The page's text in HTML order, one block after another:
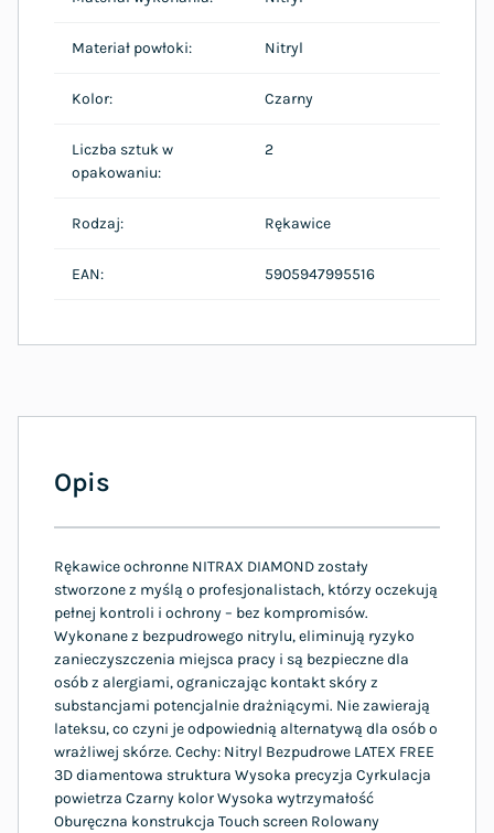
Materiał powłoki: Nitryl
Kolor: Czarny
Liczba sztuk w
opakowaniu:
2
Rodzaj: Rękawice
EAN: 5905947995516
Opis
Rękawice ochronne NITRAX DIAMOND zostały
stworzone z myślą o profesjonalistach, którzy oczekują
pełnej kontroli i ochrony – bez kompromisów.
Wykonane z bezpudrowego nitrylu, eliminują ryzyko
zanieczyszczenia miejsca pracy i są bezpieczne dla
osób z alergiami, ograniczając kontakt skóry z
substancjami potencjalnie drażniącymi. Nie zawierają
lateksu, co czyni je odpowiednią alternatywą dla osób o
wrażliwej skórze. Cechy: Nitryl Bezpudrowe LATEX FREE
3D diamentowa struktura Wysoka precyzja Cyrkulacja
powietrza Czarny kolor Wysoka wytrzymałość
Oburęczna konstrukcja Touch screen Rolowany